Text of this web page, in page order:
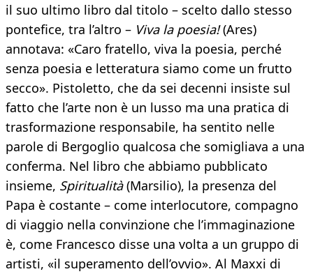
il suo ultimo libro dal titolo – scelto dallo stesso
pontefice, tra l’altro – Viva la poesia!(Ares)
annotava: «Caro fratello, viva la poesia, perché
senza poesia e letteratura siamo come un frutto
secco». Pistoletto, che da sei decenni insiste sul
fatto che l’arte non è un lusso ma una pratica di
trasformazione responsabile, ha sentito nelle
parole di Bergoglio qualcosa che somigliava a una
conferma. Nel libro che abbiamo pubblicato
insieme, Spiritualità(Marsilio), la presenza del
Papa è costante – come interlocutore, compagno
di viaggio nella convinzione che l’immaginazione
è, come Francesco disse una volta a un gruppo di
artisti, «il superamento dell’ovvio». Al Maxxi di